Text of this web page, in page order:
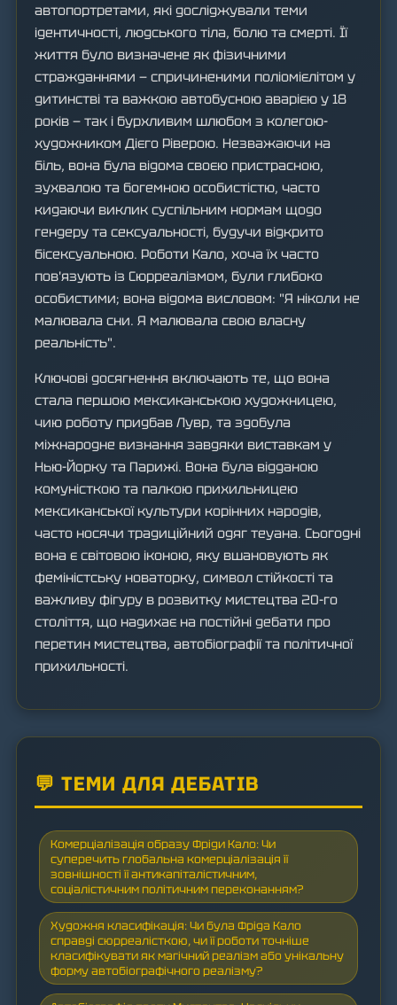
автопортретами, які досліджували теми
ідентичності, людського тіла, болю та смерті. Її
життя було визначене як фізичними
стражданнями — спричиненими поліомієлітом у
дитинстві та важкою автобусною аварією у 18
років — так і бурхливим шлюбом з колегою-
художником Дієго Ріверою. Незважаючи на
біль, вона була відома своєю пристрасною,
зухвалою та богемною особистістю, часто
кидаючи виклик суспільним нормам щодо
гендеру та сексуальності, будучи відкрито
бісексуальною. Роботи Кало, хоча їх часто
пов'язують із Сюрреалізмом, були глибоко
особистими; вона відома висловом: "Я ніколи не
малювала сни. Я малювала свою власну
реальність".
Ключові досягнення включають те, що вона
стала першою мексиканською художницею,
чию роботу придбав Лувр, та здобула
міжнародне визнання завдяки виставкам у
Нью-Йорку та Парижі. Вона була відданою
комуністкою та палкою прихильницею
мексиканської культури корінних народів,
часто носячи традиційний одяг теуана. Сьогодні
вона є світовою іконою, яку вшановують як
феміністську новаторку, символ стійкості та
важливу фігуру в розвитку мистецтва 20-го
століття, що надихає на постійні дебати про
перетин мистецтва, автобіографії та політичної
прихильності.
💬 ТЕМИ ДЛЯ ДЕБАТІВ
Комерціалізація образу Фріди Кало: Чи
суперечить глобальна комерціалізація її
зовнішності її антикапіталістичним,
соціалістичним політичним переконанням?
Художня класифікація: Чи була Фріда Кало
справді сюрреалісткою, чи її роботи точніше
класифікувати як магічний реалізм або унікальну
форму автобіографічного реалізму?